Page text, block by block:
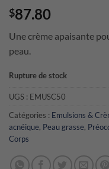
$87.80
Une crème apaisante
peau.
Rupture de stock
UGS : EMUSC50
Catégories : Emulsions &
acnéique, Peau grasse,
Corps